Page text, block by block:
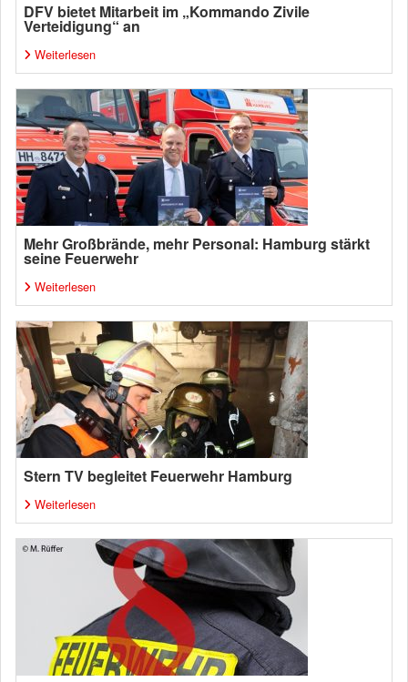
DFV bietet Mitarbeit im „Kommando Zivile
Verteidigung“ an
Weiterlesen
Mehr Großbrände, mehr Personal: Hamburg stärkt
seine Feuerwehr
Weiterlesen
Stern TV begleitet Feuerwehr Hamburg
Weiterlesen